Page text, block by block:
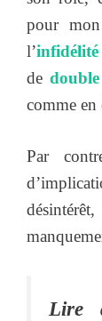
pour
l’
de
comme en
Par
Lire